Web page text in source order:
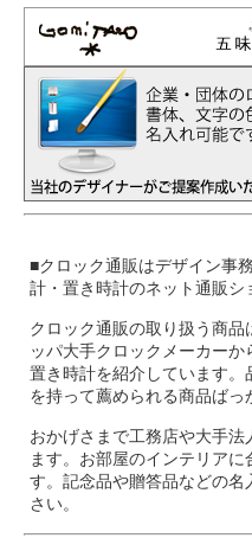
■クロック通販はデザイン事
計・置き時計のネット通販シ
クロック通販の取り扱う商
ッパ大手クロックメーカーか
置き時計を紹介しています
を持って薦められる商品ばっ
おかげさまで工務店や大手法
ます。お部屋のインテリア
す。記念品や贈答品などの
さい。